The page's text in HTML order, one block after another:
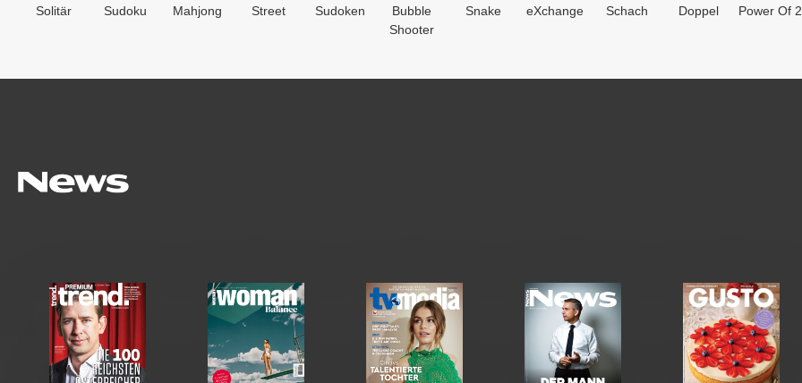
Solitär Sudoku Mahjong Street Sudoken
Bubble
Shooter
Snake eXchange Schach Doppel Power Of 2